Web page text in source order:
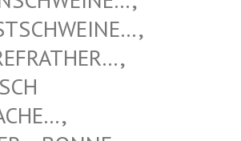
UND REF
BERGISC